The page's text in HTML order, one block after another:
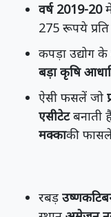
वर्ष 2019-20
275 रूपये
कपड़ा उद्योग के
बड़ा कृषि
ऐसी फसलें जो
एसीटेटबनाती
मक्काकी
रबड़